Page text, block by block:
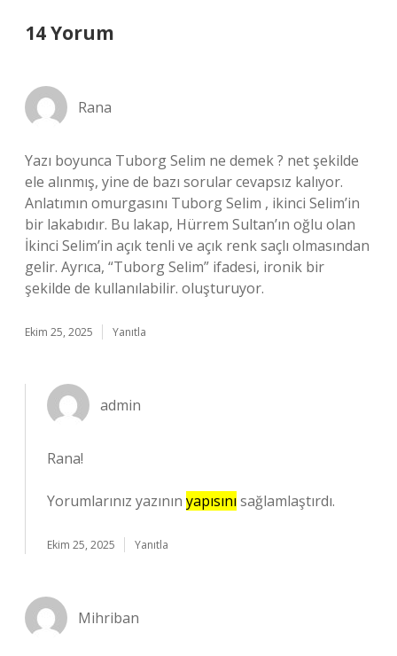
14 Yorum
Rana
Yazı boyunca Tuborg Selim ne demek ? net şekilde
ele alınmış, yine de bazı sorular cevapsız kalıyor.
Anlatımın omurgasını Tuborg Selim , ikinci Selim’in
bir lakabıdır. Bu lakap, Hürrem Sultan’ın oğlu olan
İkinci Selim’in açık tenli ve açık renk saçlı olmasından
gelir. Ayrıca, “Tuborg Selim” ifadesi, ironik bir
şekilde de kullanılabilir. oluşturuyor.
Ekim 25, 2025 Yanıtla
admin
Rana!
Yorumlarınız yazının yapısını sağlamlaştırdı.
Ekim 25, 2025 Yanıtla
Mihriban